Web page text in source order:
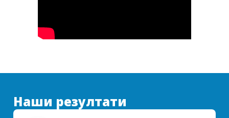
Наши резултати